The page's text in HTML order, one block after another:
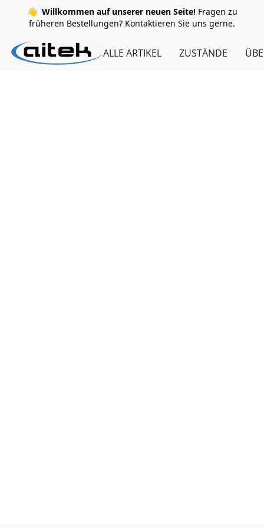
👋 Willkommen auf unserer neuen Seite! Fragen zu
früheren Bestellungen? Kontaktieren Sie uns gerne.
ALLE ARTIKEL ZUSTÄNDE